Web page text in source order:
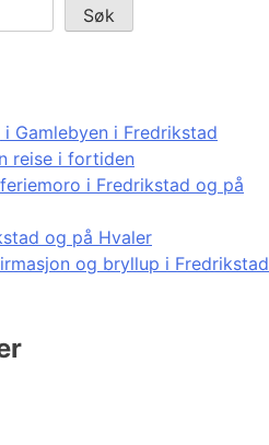
Søk
Gamlebyen i Fredrikstad
reise i fortiden
i Fredrikstad og på
og på Hvaler
og bryllup i Fredrikstad